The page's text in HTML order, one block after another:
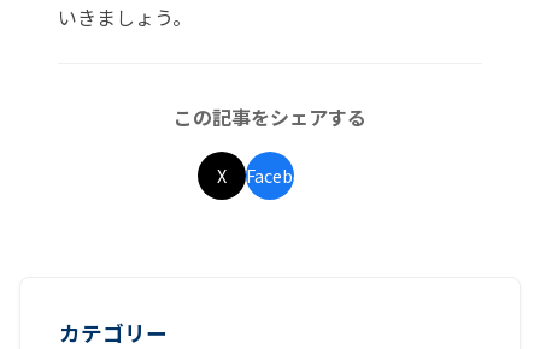
いきましょう。
この記事をシェアする
X Facebook
カテゴリー